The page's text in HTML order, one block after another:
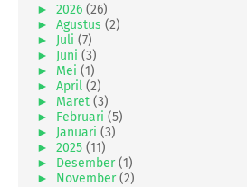
► 2026 (26)
► Agustus (2)
► Juli (7)
► Juni (3)
► Mei (1)
► April (2)
► Maret (3)
► Februari (5)
► Januari (3)
► 2025 (11)
► Desember (1)
► November (2)